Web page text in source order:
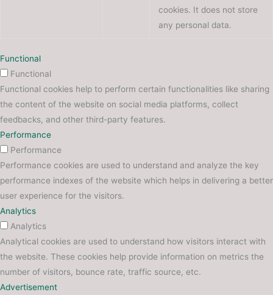
cookies. It does not store
any personal data.
Functional
Functional
Functional cookies help to perform certain functionalities like sharing
the content of the website on social media platforms, collect
feedbacks, and other third-party features.
Performance
Performance
Performance cookies are used to understand and analyze the key
performance indexes of the website which helps in delivering a better
user experience for the visitors.
Analytics
Analytics
Analytical cookies are used to understand how visitors interact with
the website. These cookies help provide information on metrics the
number of visitors, bounce rate, traffic source, etc.
Advertisement